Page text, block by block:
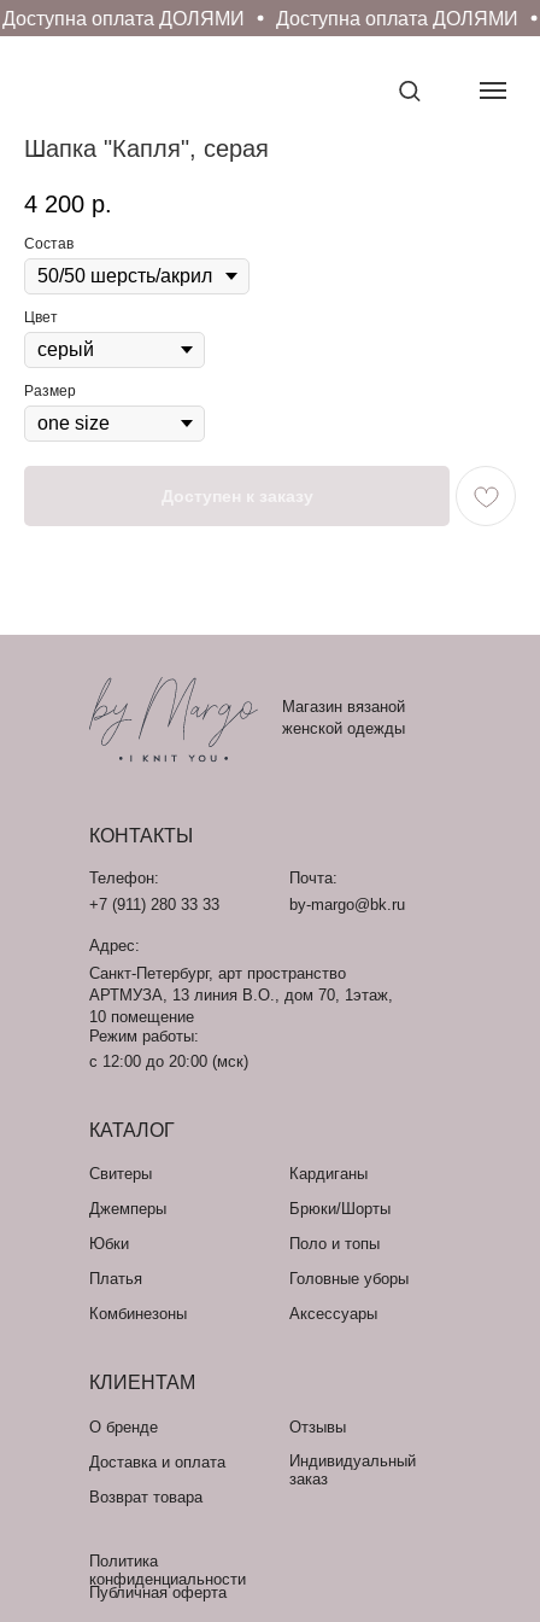
оплата ДОЛЯМИ Доступна оплата ДОЛЯМИ
Шапка "Капля", серая
4 200 р.
Состав
Цвет
Размер
Магазин вязаной
женской одежды
Телефон:
+7 (911) 280 33 33
Адрес:
Санкт-Петербург, арт пространство
АРТМУЗА, 13 линия В.О., дом 70, 1этаж,
10 помещение
Почта:
by-margo@bk.ru
Режим работы:
с 12:00 до 20:00 (мск)
КОНТАКТЫ
КЛИЕНТАМ
Доставка и оплата
Возврат товара
Отзывы
Индивидуальный
заказ
О бренде
Политика
конфиденциальности
Публичная оферта
КАТАЛОГ
Свитеры
Джемперы
Кардиганы
Брюки/Шорты
Поло и топы
Головные уборы
Аксессуары
Платья
Комбинезоны
Юбки